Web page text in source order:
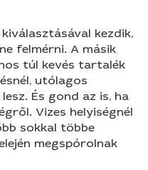
kezdik,
felmérni. A másik
túl kevés tartalék
utólagos
És gond az is, ha
Vizes helyiségnél
sokkal többe
megspórolnak